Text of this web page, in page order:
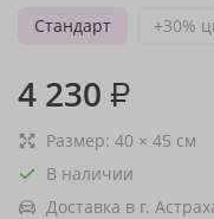
Стандарт
+30%
4 230 ₽
Размер: 40 × 45 см
В наличии
Доставка в г.